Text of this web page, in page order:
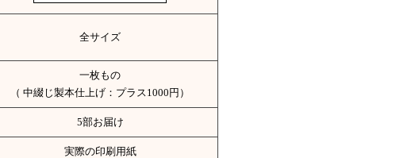
全サイズ
一枚もの
（ 中綴じ製本仕上げ：プラス1000円）
5部お届け
実際の印刷用紙